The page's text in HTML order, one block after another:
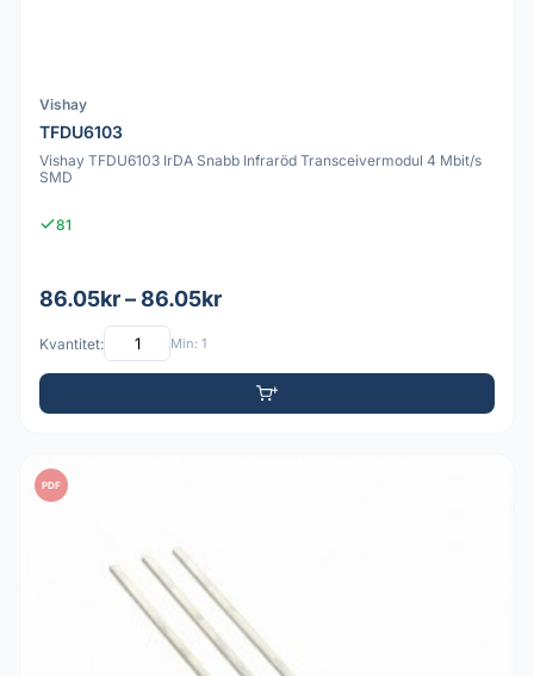
Vishay
TFDU6103
Vishay TFDU6103 IrDA Snabb Infraröd Transceivermodul 4 Mbit/s
SMD
81
86.05kr – 86.05kr
Kvantitet: Min: 1
PDF